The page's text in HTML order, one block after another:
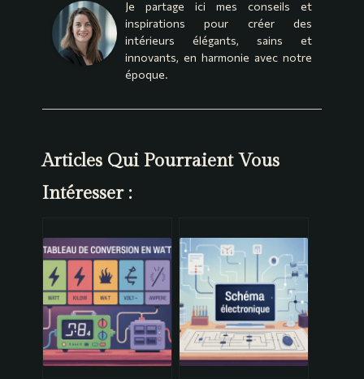
Je partage ici mes conseils et
inspirations pour créer des
intérieurs élégants, sains et
innovants, en harmonie avec notre
époque.
Articles Qui Pourraient Vous
Intéresser :